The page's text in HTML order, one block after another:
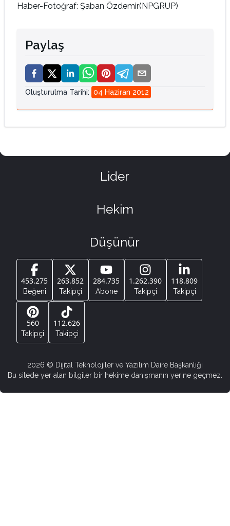
Haber-Fotoğraf: Şaban Özdemir(NPGRUP)
Paylaş
Oluşturulma Tarihi: 04 Haziran 2012
Lider
Hekim
Düşünür
453.275
Beğeni
263.852
Takipçi
284.735
Abone
1.262.390
Takipçi
118.809
Takipçi
560
Takipçi
112.626
Takipçi
2026 © Dijital Teknolojiler ve Yazılım Daire Başkanlığı
Bu sitede yer alan bilgiler bir hekime danışmanın yerine geçmez.